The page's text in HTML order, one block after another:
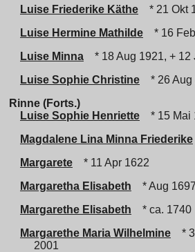
Luise Friederike Käthe
* 21 Okt
Luise Hermine Mathilde
* 16
Luise Minna
* 18 Aug 1921, + 12
Luise Sophie Christine
* 26 Aug
Rinne (Forts.)
Luise Sophie Henriette
* 15 Mai
Magdalene Lina Minna Friederike
Margarete
* 11 Apr 1622
Margaretha Elisabeth
* Aug 1697
Margarethe Elisabeth
* ca. 1740
Margarethe Maria Wilhelmine
*
2001